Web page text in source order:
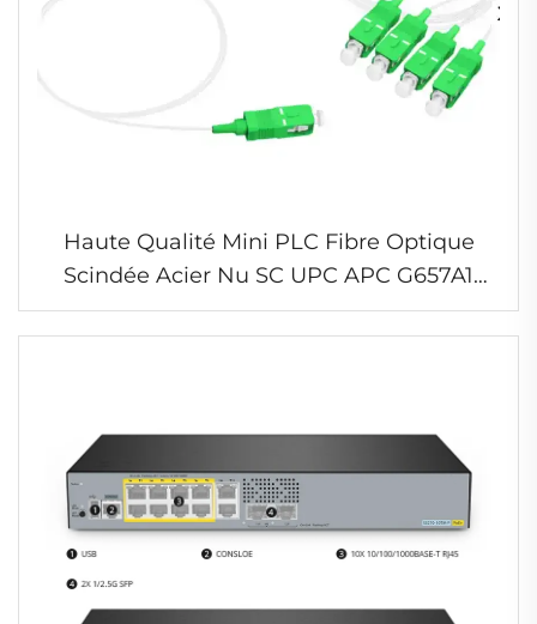
Haute Qualité Mini PLC Fibre Optique
Scindée Acier Nu SC UPC APC G657A1
pour Câbles de Communication